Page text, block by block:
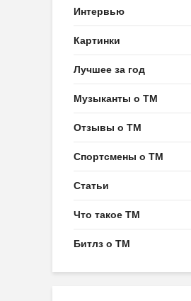
Интервью
Картинки
Лучшее за год
Музыканты о ТМ
Отзывы о ТМ
Спортсмены о ТМ
Статьи
Что такое ТМ
Битлз о ТМ